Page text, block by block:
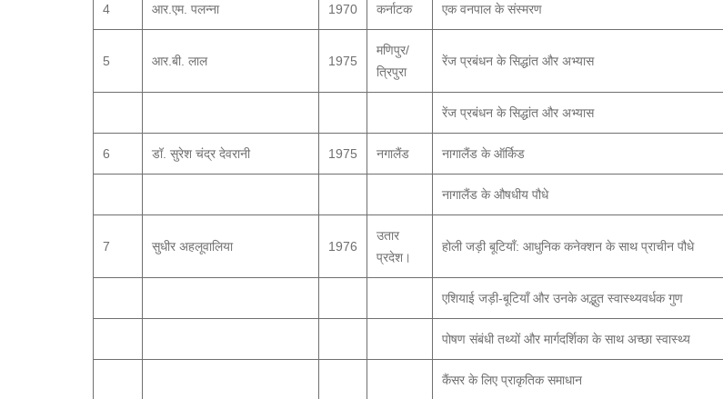
4 आर.एम. पलन्ना 1970 कर्नाटक एक वनपाल के संस्मरण
5 आर.बी. लाल 1975
मणिपुर/
त्रिपुरा
रेंज प्रबंधन के सिद्धांत और अभ्यास
रेंज प्रबंधन के सिद्धांत और अभ्यास
6 डॉ. सुरेश चंद्र देवरानी 1975 नगालैंड नागालैंड के ऑर्किड
नागालैंड के औषधीय पौधे
7 सुधीर अहलूवालिया 1976
उतार
प्रदेश।
होली जड़ी बूटियाँ: आधुनिक कनेक्शन के साथ प्राचीन पौधे
एशियाई जड़ी-बूटियाँ और उनके अद्भुत स्वास्थ्यवर्धक गुण
पोषण संबंधी तथ्यों और मार्गदर्शिका के साथ अच्छा स्वास्थ्य
कैंसर के लिए प्राकृतिक समाधान